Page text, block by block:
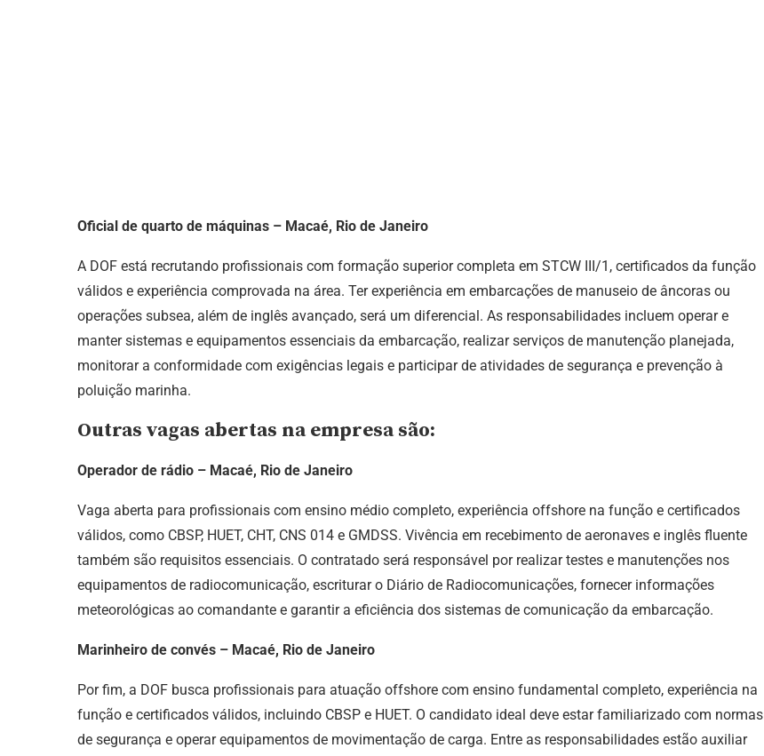
Oficial de quarto de máquinas – Macaé, Rio de Janeiro
A DOF está recrutando profissionais com formação superior completa em STCW III/1, certificados da função
válidos e experiência comprovada na área. Ter experiência em embarcações de manuseio de âncoras ou
operações subsea, além de inglês avançado, será um diferencial. As responsabilidades incluem operar e
manter sistemas e equipamentos essenciais da embarcação, realizar serviços de manutenção planejada,
monitorar a conformidade com exigências legais e participar de atividades de segurança e prevenção à
poluição marinha.
Outras vagas abertas na empresa são:
Operador de rádio – Macaé, Rio de Janeiro
Vaga aberta para profissionais com ensino médio completo, experiência offshore na função e certificados
válidos, como CBSP, HUET, CHT, CNS 014 e GMDSS. Vivência em recebimento de aeronaves e inglês fluente
também são requisitos essenciais. O contratado será responsável por realizar testes e manutenções nos
equipamentos de radiocomunicação, escriturar o Diário de Radiocomunicações, fornecer informações
meteorológicas ao comandante e garantir a eficiência dos sistemas de comunicação da embarcação.
Marinheiro de convés – Macaé, Rio de Janeiro
Por fim, a DOF busca profissionais para atuação offshore com ensino fundamental completo, experiência na
função e certificados válidos, incluindo CBSP e HUET. O candidato ideal deve estar familiarizado com normas
de segurança e operar equipamentos de movimentação de carga. Entre as responsabilidades estão auxiliar